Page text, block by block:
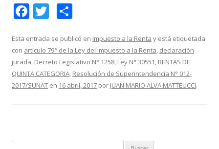
F
e
b
o
o
T
itt
er
m
p
ar
ti
Esta entrada se publicó en Impuesto a la Renta y está etiquetada
con artículo 79° de la Ley del Impuesto a la Renta, declaración
jurada, Decreto Legislativo N° 1258, Ley N° 30551, RENTAS DE
QUINTA CATEGORIA, Resolución de Superintendencia N° 012-
2017/SUNAT en 16 abril, 2017 por JUAN MARIO ALVA MATTEUCCI.